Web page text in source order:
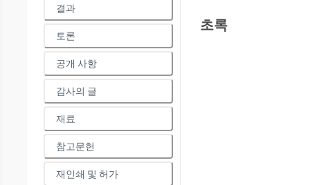
결과
토론
공개 사항
감사의 글
재료
참고문헌
재인쇄 및 허가
초록